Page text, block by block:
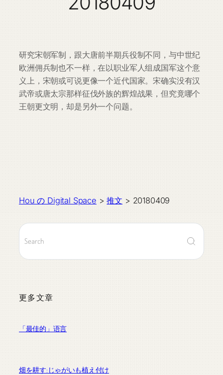
研究宋朝军制，跟大唐前半期兵役制不同，与中世纪
欧洲佣兵制也不一样，在以职业军人组成国军这个意
义上，宋朝或可说更像一个近代国家。宋确实没有汉
武帝或唐太宗那样征伐外族的辉煌战果，但究竟哪个
王朝更文明，却是另外一个问题。
Hou の Digital Space >推文 > 20180409
更多文章
「最佳的」语言
畑を耕す:じゃがいも植え付け